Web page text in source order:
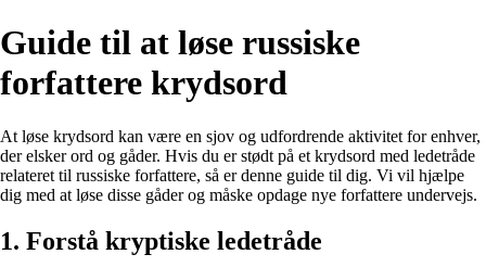
Guide til at løse russiske
forfattere krydsord
At løse krydsord kan være en sjov og udfordrende aktivitet for enhver,
der elsker ord og gåder. Hvis du er stødt på et krydsord med ledetråde
relateret til russiske forfattere, så er denne guide til dig. Vi vil hjælpe
dig med at løse disse gåder og måske opdage nye forfattere undervejs.
1. Forstå kryptiske ledetråde